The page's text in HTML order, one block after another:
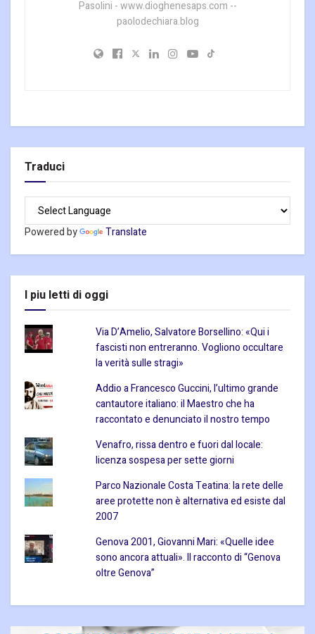
Pasolini - www.dioghenesaps.com --
paolodechiara.blog
Traduci
Powered by Translate
I piu letti di oggi
Via D’Amelio, Salvatore Borsellino: «Qui i
fascisti non entreranno. Vogliono occultare
la verità sulle stragi»
Addio a Francesco Guccini, l’ultimo grande
cantautore italiano: il Maestro che ha
raccontato e denunciato il nostro tempo
Venafro, rissa dentro e fuori dal locale:
licenza sospesa per sette giorni
Parco Nazionale Costa Teatina: la rete delle
aree protette non è alternativa ed esiste dal
2007
Genova 2001, Giovanni Mari: «Quelle idee
sono ancora attuali». Il racconto di “Genova
oltre Genova”